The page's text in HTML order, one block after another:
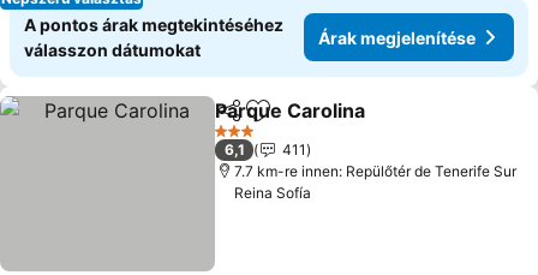
A pontos árak megtekintéséhez
válasszon dátumokat
Árak megjelenítése
Megosztás
Hozzáadás a kedvencekhez
Parque Carolina
3 Kategória
6,1
411
7.7 km-re innen: Repülőtér de Tenerife Sur
Reina Sofía